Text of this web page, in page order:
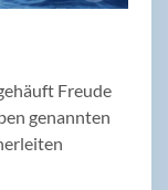
Freude
genannten